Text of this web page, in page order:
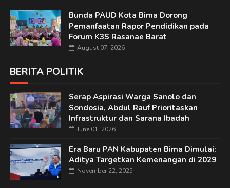
Bunda PAUD Kota Bima Dorong
Pemanfaatan Rapor Pendidikan pada
Forum K3S Rasanae Barat
August 07, 2026
BERITA POLITIK
Serap Aspirasi Warga Sanolo dan
Sondosia, Abdul Rauf Prioritaskan
Infrastruktur dan Sarana Ibadah
June 01, 2026
Era Baru PAN Kabupaten Bima Dimulai:
Aditya Targetkan Kemenangan di 2029
November 22, 2025